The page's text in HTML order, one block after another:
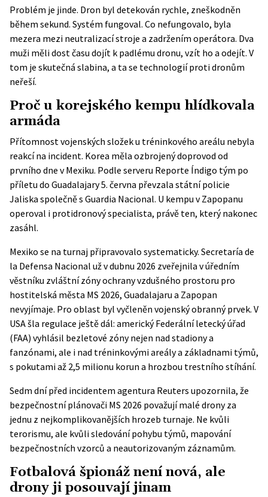
Problém je jinde. Dron byl detekován rychle, zneškodněn
během sekund. Systém fungoval. Co nefungovalo, byla
mezera mezi neutralizací stroje a zadržením operátora. Dva
muži měli dost času dojít k padlému dronu, vzít ho a odejít. V
tom je skutečná slabina, a ta se technologií proti dronům
neřeší.
Proč u korejského kempu hlídkovala
armáda
Přítomnost vojenských složek u tréninkového areálu nebyla
reakcí na incident. Korea měla ozbrojený doprovod od
prvního dne v Mexiku. Podle serveru Reporte Índigo tým po
příletu do Guadalajary 5. června převzala státní policie
Jaliska společně s Guardia Nacional. U kempu v Zapopanu
operoval i protidronový specialista, právě ten, který nakonec
zasáhl.
Mexiko se na turnaj připravovalo systematicky. Secretaría de
la Defensa Nacional už v dubnu 2026 zveřejnila v úředním
věstníku zvláštní zóny ochrany vzdušného prostoru pro
hostitelská města MS 2026, Guadalajaru a Zapopan
nevyjímaje. Pro oblast byl vyčleněn vojenský obranný prvek. V
USA šla regulace ještě dál: americký Federální letecký úřad
(FAA) vyhlásil bezletové zóny nejen nad stadiony a
fanzónami, ale i nad tréninkovými areály a základnami týmů,
s pokutami až 2,5 milionu korun a hrozbou trestního stíhání.
Sedm dní před incidentem agentura Reuters upozornila, že
bezpečnostní plánovači MS 2026 považují malé drony za
jednu z nejkomplikovanějších hrozeb turnaje. Ne kvůli
terorismu, ale kvůli sledování pohybu týmů, mapování
bezpečnostních vzorců a neautorizovaným záznamům.
Fotbalová špionáž není nová, ale
drony ji posouvají jinam